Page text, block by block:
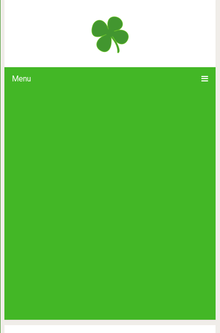
Menu
21 потрясающее чудо природы